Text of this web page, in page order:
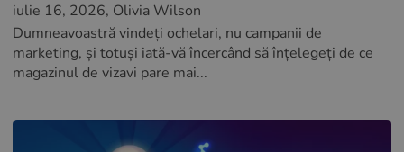
iulie 16, 2026, Olivia Wilson
Dumneavoastră vindeți ochelari, nu campanii de
marketing, și totuși iată-vă încercând să înțelegeți de ce
magazinul de vizavi pare mai...